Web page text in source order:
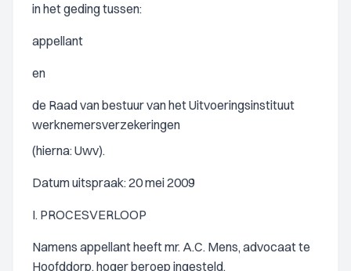
in het geding tussen:
appellant
en
de Raad van bestuur van het Uitvoeringsinstituut
werknemersverzekeringen
(hierna: Uwv).
Datum uitspraak: 20 mei 2009
I. PROCESVERLOOP
Namens appellant heeft mr. A.C. Mens, advocaat te
Hoofddorp, hoger beroep ingesteld.